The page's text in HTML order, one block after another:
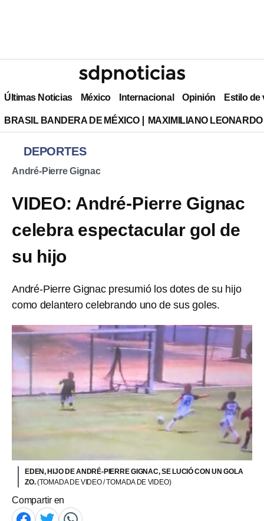
Últimas Noticias México Internacional Opinión Estilo de
BRASIL BANDERA DE MÉXICO MAXIMILIANO
DEPORTES
André-Pierre Gignac
VIDEO: André-Pierre Gignac
celebra espectacular gol de
su hijo
André-Pierre Gignac presumió los dotes de su hijo
como delantero celebrando uno de sus goles.
EDEN, HIJO DE ANDRÉ-PIERRE GIGNAC, SE LUCIÓ CON UN GOLA
ZO.(TOMADA DE VIDEO / TOMADA DE VIDEO)
Compartir en